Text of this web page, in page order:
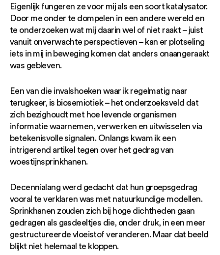
Eigenlijk fungeren ze voor mij als een soort katalysator.
Door me onder te dompelen in een andere wereld en
te onderzoeken wat mij daarin wel of niet raakt – juist
vanuit onverwachte perspectieven – kan er plotseling
iets in mij in beweging komen dat anders onaangeraakt
was gebleven.
Een van die invalshoeken waar ik regelmatig naar
terugkeer, is biosemiotiek – het onderzoeksveld dat
zich bezighoudt met hoe levende organismen
informatie waarnemen, verwerken en uitwisselen via
betekenisvolle signalen. Onlangs kwam ik een
intrigerend artikel tegen over het gedrag van
woestijnsprinkhanen.
Decennialang werd gedacht dat hun groepsgedrag
vooral te verklaren was met natuurkundige modellen.
Sprinkhanen zouden zich bij hoge dichtheden gaan
gedragen als gasdeeltjes die, onder druk, in een meer
gestructureerde vloeistof veranderen. Maar dat beeld
blijkt niet helemaal te kloppen.